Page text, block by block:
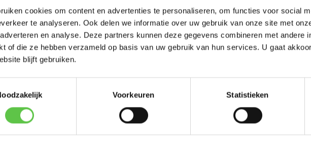
cookies om content en advertenties te personaliseren, om functies voor social
te analyseren. Ook delen we informatie over uw gebruik van onze site met
en analyse. Deze partners kunnen deze gegevens combineren met andere
of die ze hebben verzameld op basis van uw gebruik van hun services. U gaat
blijft gebruiken.
Voorkeuren Statistieken
MA-SFP-10GB-LR
3240787
Updates, acties &
E-mailadres*
* Lees hier de wettelijke